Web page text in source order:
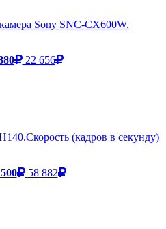
Sony SNC-CX600W.
22 656
(кадров в секунду)
58 882